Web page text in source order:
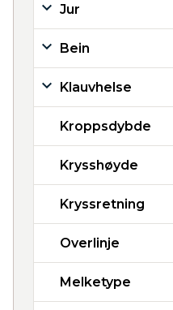
Jur
Bein
Klauvhelse
Kroppsdybde
Krysshøyde
Kryssretning
Overlinje
Melketype